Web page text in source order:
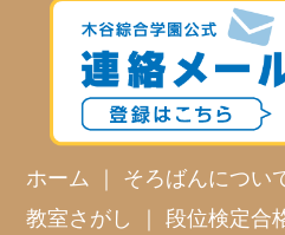
ホーム そろばんについ
教室さがし
｜段位検定合